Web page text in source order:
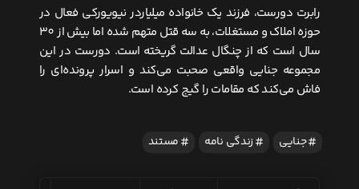
رابرت دورست، فرزند یک خانواده میلیاردر نیویورکی فعال در
حوزه املاک و مستغلات، به سه قتل متهم شده اما بیش از 30
سال است که از چنگال عدالت گریخته است. دورست در این
مجموعه جنایی واقعی صحبت می‌کند و اسرار پرونده‌ای را
فاش می‌کند که مقامات را گیج کرده است.
جنایی زندگی نامه مستند